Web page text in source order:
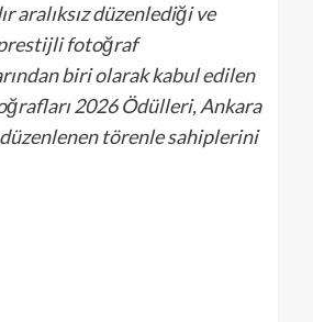
aralıksız düzenlediği ve
prestijli fotoğraf
biri olarak kabul edilen
2026 Ödülleri, Ankara
törenle sahiplerini